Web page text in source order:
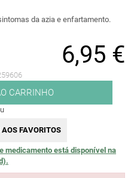
da azia e enfartamento.
6,95 €
CARRINHO
FAVORITOS
medicamento está disponível na